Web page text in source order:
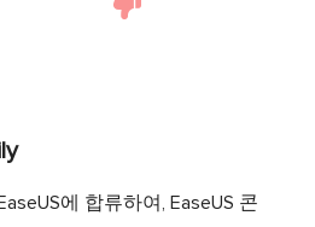
에 합류하여, EaseUS 콘